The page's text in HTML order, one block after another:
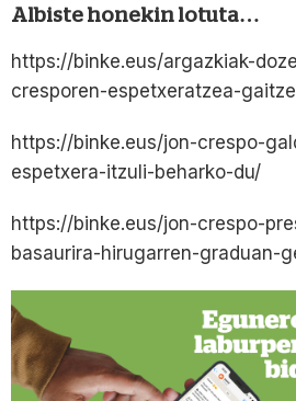
Albiste honekin lotuta…
https://binke.eus/argazkiak-
cresporen-espetxeratzea-
https://binke.eus/jon-crespo-
espetxera-itzuli-beharko-du/
https://binke.eus/jon-crespo-
basaurira-hirugarren-graduan-